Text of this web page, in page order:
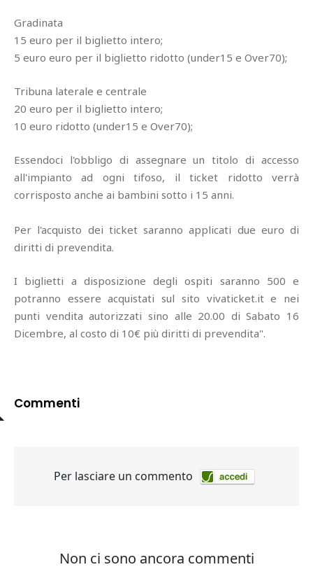
Gradinata
15 euro per il biglietto intero;
5 euro euro per il biglietto ridotto (under15 e Over70);
Tribuna laterale e centrale
20 euro per il biglietto intero;
10 euro ridotto (under15 e Over70);
Essendoci l'obbligo di assegnare un titolo di accesso
all'impianto ad ogni tifoso, il ticket ridotto verrà
corrisposto anche ai bambini sotto i 15 anni.
Per l'acquisto dei ticket saranno applicati due euro di
diritti di prevendita.
I biglietti a disposizione degli ospiti saranno 500 e
potranno essere acquistati sul sito vivaticket.it e nei
punti vendita autorizzati sino alle 20.00 di Sabato 16
Dicembre, al costo di 10€ più diritti di prevendita".
Commenti